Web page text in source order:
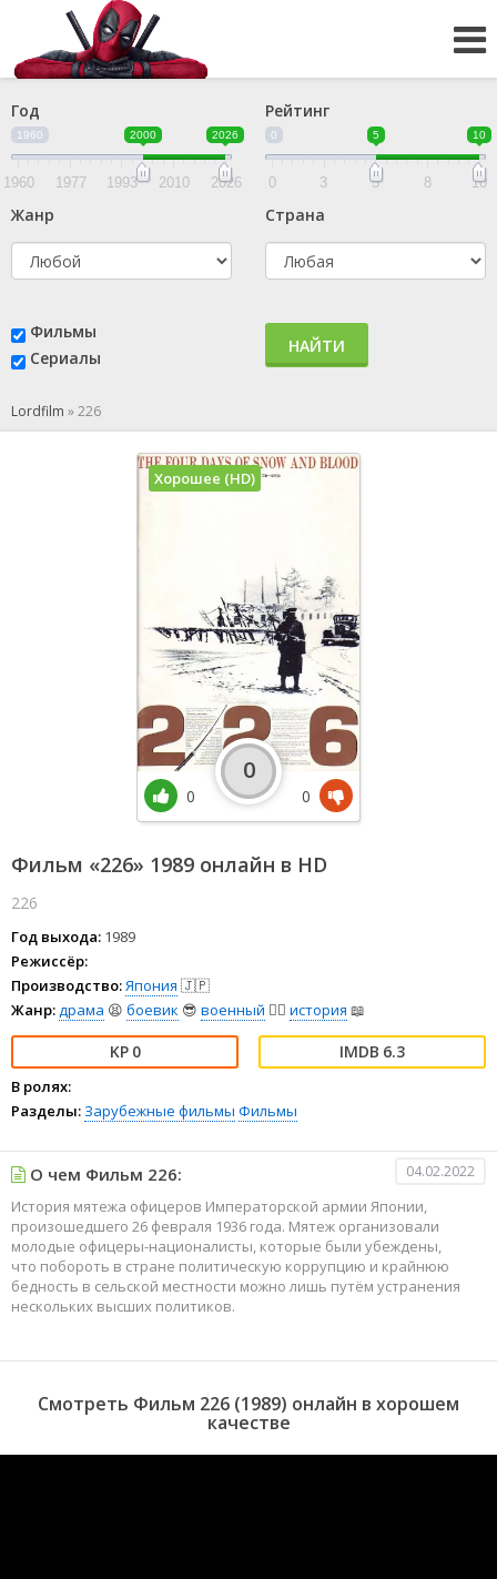
Год
1960 2000 2026
1960 1977 1993 2010 2026
Рейтинг
0 5 10
0 3 5 8 10
Жанр Страна
Фильмы
Сериалы
НАЙТИ
Lordfilm »226
Фильм «226» 1989 онлайн в HD
226
Год выхода: 1989
Режиссёр:
Производство:Япония 🇯🇵
Жанр: драма 😫 боевик 😎 военный 👨‍✈️ история 📖
0 6.3
В ролях:
Разделы: Зарубежные фильмы Фильмы
Хорошее (HD)
0
0
0
О чем Фильм 226: 04.02.2022
История мятежа офицеров Императорской армии Японии,
произошедшего 26 февраля 1936 года. Мятеж организовали
молодые офицеры-националисты, которые были убеждены,
что побороть в стране политическую коррупцию и крайнюю
бедность в сельской местности можно лишь путём устранения
нескольких высших политиков.
Смотреть Фильм 226 (1989) онлайн в хорошем
качестве